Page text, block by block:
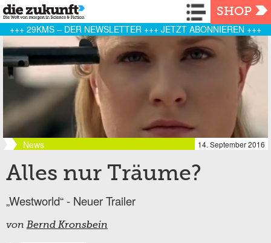
Navigation
SHOP
+++ 29KMS – DER NEWSLETTER +++ JETZT ABONNIEREN +++
News 14. September 2016
Alles nur Träume?
„Westworld“ - Neuer Trailer
von Bernd Kronsbein